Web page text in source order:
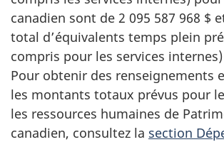
canadien sont de 2 095 587 968 $
total d’équivalents temps plein
compris pour les services
Pour obtenir des renseignements
les montants totaux prévus pour
les ressources humaines de
canadien, consultez la section